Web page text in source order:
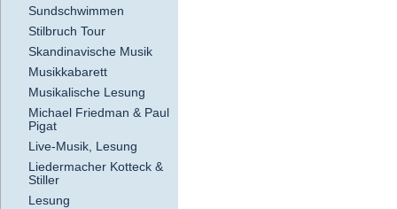
Sundschwimmen
Stilbruch Tour
Skandinavische Musik
Musikkabarett
Musikalische Lesung
Michael Friedman & Paul
Pigat
Live-Musik, Lesung
Liedermacher Kotteck &
Stiller
Lesung